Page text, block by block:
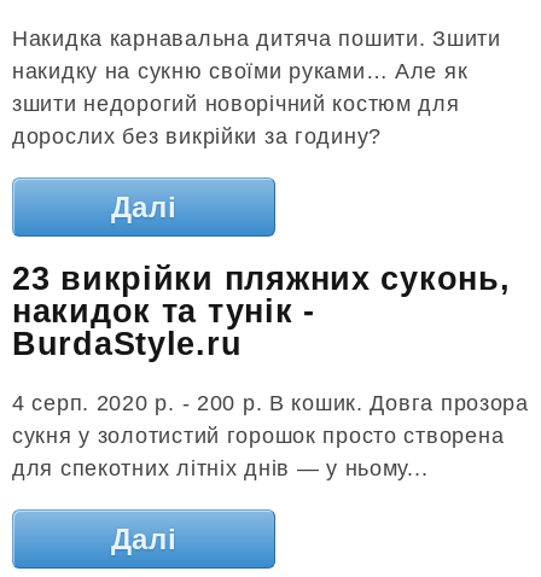
Накидка карнавальна дитяча пошити. Зшити
накидку на сукню своїми руками… Але як
зшити недорогий новорічний костюм для
дорослих без викрійки за годину?
Далі
23 викрійки пляжних суконь,
накидок та тунік -
BurdaStyle.ru
4 серп. 2020 р. - 200 р. В кошик. Довга прозора
сукня у золотистий горошок просто створена
для спекотних літніх днів — у ньому...
Далі